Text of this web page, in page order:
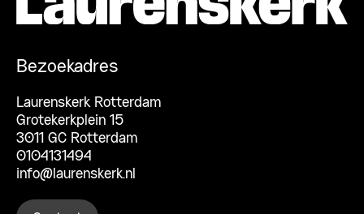
Bezoekadres
Laurenskerk Rotterdam
Grotekerkplein 15
3011 GC Rotterdam
0104131494
info@laurenskerk.nl